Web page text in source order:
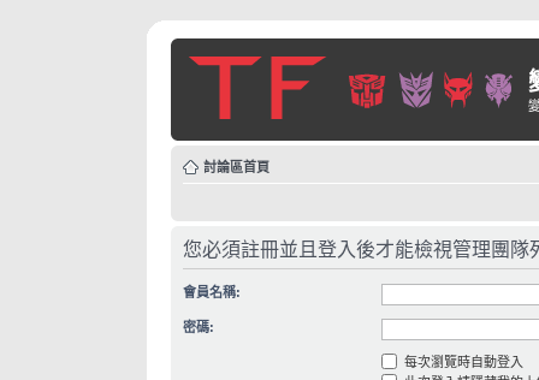
討論區首頁
您必須註冊並且登入後才能檢視管理團隊
會員名稱:
密碼:
每次瀏覽時自動登入